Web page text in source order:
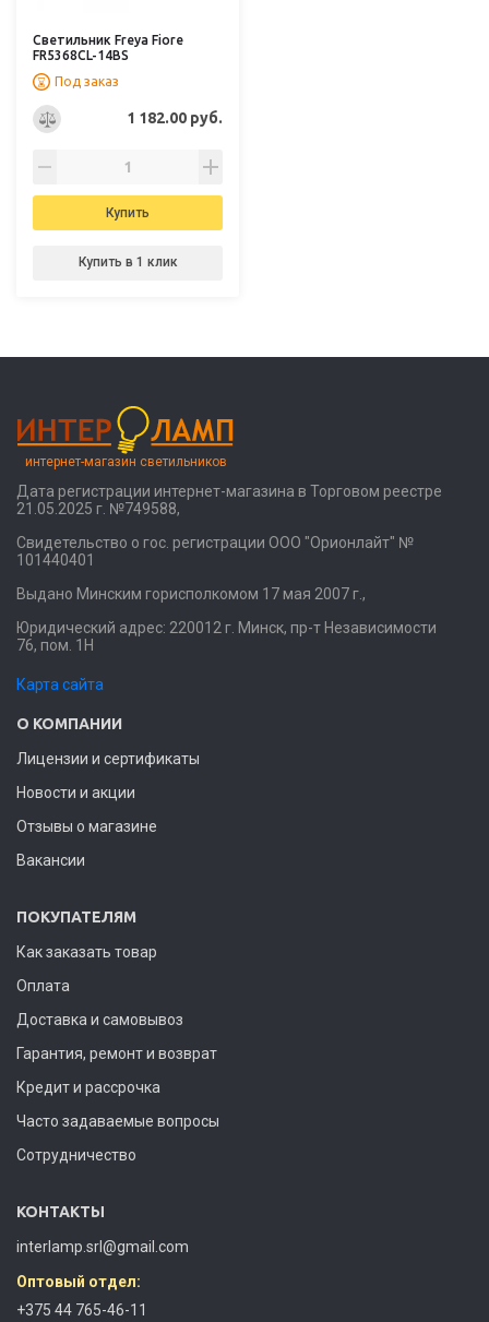
Светильник Freya Fiore
FR5368CL-14BS
Под заказ
1 182.00 руб.
Купить
Купить в 1 клик
интернет-магазин светильников
Дата регистрации интернет-магазина в Торговом реестре
21.05.2025 г. №749588,
Свидетельство о гос. регистрации ООО "Орионлайт" №
101440401
Выдано Минским горисполкомом 17 мая 2007 г.,
Юридический адрес: 220012 г. Минск, пр-т Независимости
76, пом. 1Н
Карта сайта
О КОМПАНИИ
Лицензии и сертификаты
Новости и акции
Отзывы о магазине
Вакансии
ПОКУПАТЕЛЯМ
Как заказать товар
Оплата
Доставка и самовывоз
Гарантия, ремонт и возврат
Кредит и рассрочка
Часто задаваемые вопросы
Сотрудничество
КОНТАКТЫ
interlamp.srl@gmail.com
Оптовый отдел:
+375 44 765-46-11